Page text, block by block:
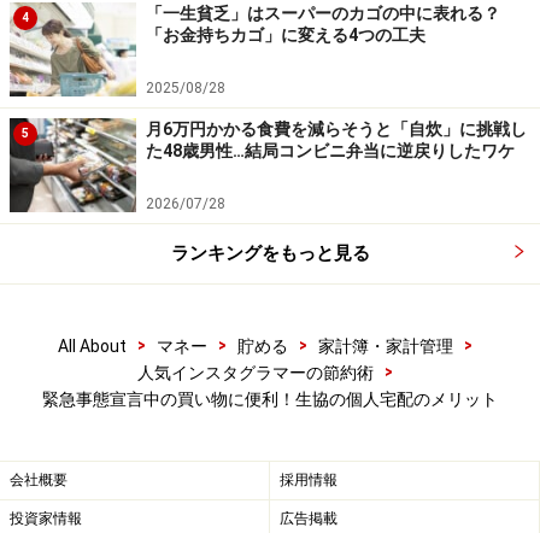
生活クラブ
北海道から関西まで展開している生協
です。取り扱い品数は600品ほど。自主基準を設け
ていて、値段は高めですが安心な食材のみを取り扱
っています。リユース瓶、卵パックを回収しリサイ
クルしています。オススメは、トマトケチャップで
す。市販のケチャップとは違って、トマトそのもの
か、トマト缶がわりにスープに入れたり、パスタソ
グリーンコープ関西から中国地方、九州で展開し
ている生協です。取り扱い品数は800品ほど。自主
基準を設けていて、安心な食材のみを取り扱ってい
瓶、トレー、ビニール袋、卵パック、カタログなど
を回収しリサイクルしています。
4
「一生貧乏」はスーパーのカゴの中に表れる？
「お金持ちカゴ」に変える4つの工夫
2025/08/28
5
月6万円かかる食費を減らそうと「自炊」に挑戦し
た48歳男性…結局コンビニ弁当に逆戻りしたワケ
2026/07/28
ランキングをもっと見る
All About > マネー > 貯める > 家計簿・家計管理
>
人気インスタグラマーの節約術
>
緊急事態宣言中の買い物に便利！生協の個人宅配のメリット
会社概要 採用情報
投資家情報 広告掲載